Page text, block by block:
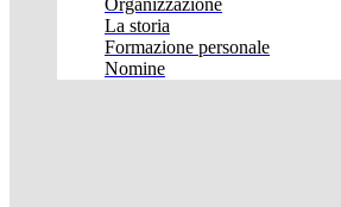
Organizzazione
La storia
Formazione personale
Nomine